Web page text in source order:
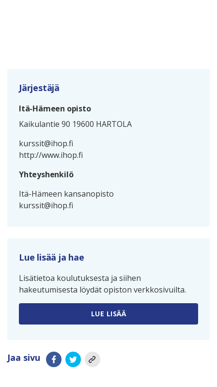
Järjestäjä
Itä-Hämeen opisto
Kaikulantie 90 19600 HARTOLA
kurssit@ihop.fi
http://www.ihop.fi
Yhteyshenkilö
Itä-Hämeen kansanopisto
kurssit@ihop.fi
Lue lisää ja hae
Lisätietoa koulutuksesta ja siihen
hakeutumisesta löydät opiston verkkosivuilta.
LUE LISÄÄ
Jaa sivu